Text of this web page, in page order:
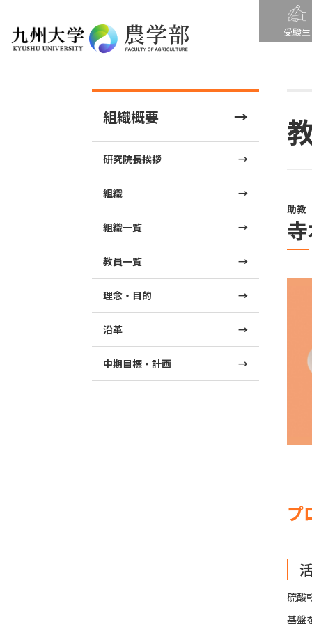
受験生
組織概要
研究院長挨拶
組織
組織一覧
教員一覧
理念・目的
沿革
中期目標・計画
助教
プ
硫酸
基盤